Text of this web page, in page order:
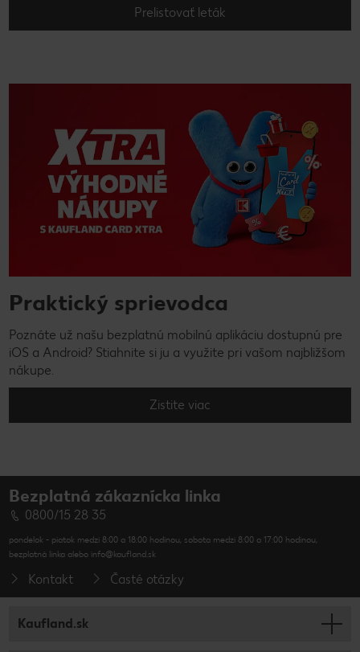
Prelistovať leták
Praktický sprievodca
Poznáte už našu bezplatnú mobilnú aplikáciu dostupnú pre
iOS a Android? Stiahnite si ju a využite pri vašom najbližšom
nákupe.
Zistite viac
Bezplatná zákaznícka linka
0800/15 28 35
pondelok - piatok medzi 8:00 a 18:00 hodinou, sobota medzi 8:00 a 17:00 hodinou,
bezplatná linka alebo info@kaufland.sk
Kontakt Časté otázky
Kaufland.sk